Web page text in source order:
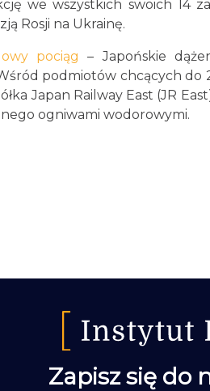
we wszystkich swoich 14
Rosji na Ukrainę.
pociąg
– Japońskie
podmiotów chcących do
Japan Railway East (JR
ogniwami wodorowymi.
Zapisz się do